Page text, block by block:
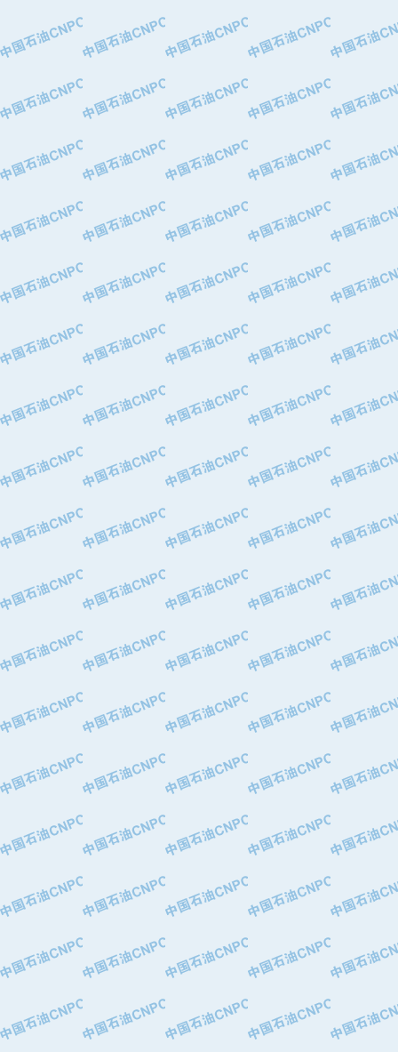
·中国石油锦西石化分公司
·大港油田集团有限责任公司
·深圳市肯多斯实业发展有限公司
·山东墨龙石油机械股份有限公司
·无锡西姆莱斯石油专用管制造有限公
·武汉钢铁（集团）公司
·马鞍山钢铁股份有限公司
·中国石油天然气股份有限公司兰州石
·中国石化茂名石化分公司
·中国石油大港油田分公司
·靖江市天和泵业有限公司
·中油油气勘探软件国家工程研究中心
·西安长庆钻宇集团咸阳石化有限公司
·新疆安维消防设施器材有限公司
·华北石油津工机械制造有限公司
·上海山武控制仪表有限公司
·上海赛科石油化工有限责任公司
·上海高桥石化
·中国石化扬子石油化工股份有限公司
·中国石化长岭炼化公司
·中国石油长庆油田分公司
·山东墨龙石油机械股份有限公司
·大庆油田物资集团
·斯伦贝谢(天津)采油机械有限公司
·南阳防爆集团有限公司
·乳山市力久特种电机有限公司
·无锡西姆莱斯石油专用管制造有限公
·沈阳全密封变压器股份有限公司
·河北华北石油天成实业集团有限公司
·特变电工股份有限公司
·中国石化镇海炼油化工股份有限公司
·三明高中压阀门有限公司
·宁波永泰塑料机械有限公司宁波高压
·上海人民企业集团有限公司
·西安巨力石油技术有限责任公司
·青岛汉缆股份有限公司
·厦门市榕兴新世纪石油设备制造有限